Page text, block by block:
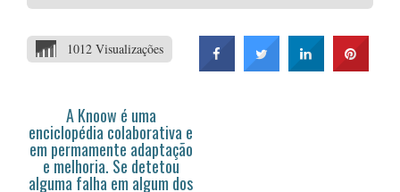
1012 Visualizações
A Knoow é uma
enciclopédia colaborativa e
em permamente adaptação
e melhoria. Se detetou
alguma falha em algum dos